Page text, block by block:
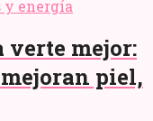
verte mejor:
piel,